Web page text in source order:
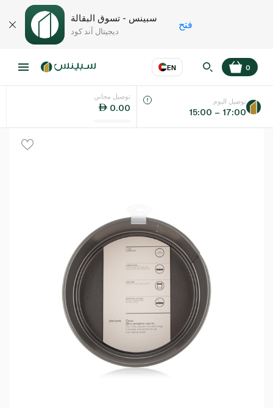
سبينس - تسوق البقالة
ديجيتال آند كود
فتح
EN
اللغة عر
0
توصيل مجاني
0.00
توصيل اليوم
15:00 – 17:00